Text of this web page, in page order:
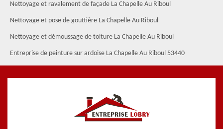
Nettoyage et ravalement de façade La Chapelle Au Riboul
Nettoyage et pose de gouttière La Chapelle Au Riboul
Nettoyage et démoussage de toiture La Chapelle Au Riboul
Entreprise de peinture sur ardoise La Chapelle Au Riboul 53440